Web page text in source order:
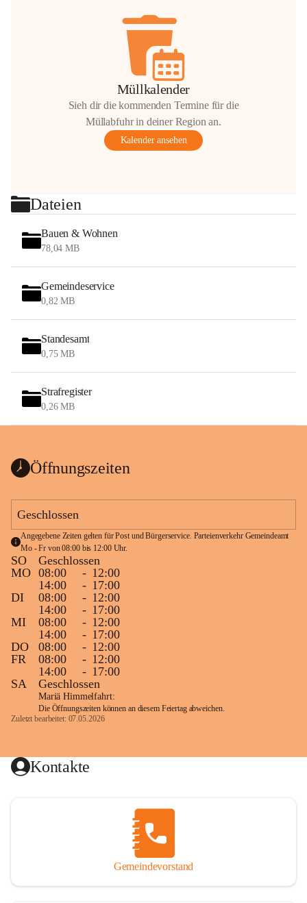
Müllkalender
Sieh dir die kommenden Termine für die
Müllabfuhr in deiner Region an.
Kalender ansehen
Dateien
Bauen & Wohnen
78,04 MB
Gemeindeservice
0,82 MB
Standesamt
0,75 MB
Strafregister
0,26 MB
Öffnungszeiten
Geschlossen
Angegebene Zeiten gelten für Post und Bürgerservice. Parteienverkehr Gemeindeamt
Mo - Fr von 08:00 bis 12:00 Uhr.
SO
Geschlossen
MO 08:00 - 12:00
14:00
- 17:00
DI
08:00 - 12:00
14:00
- 17:00
MI
08:00 - 12:00
14:00
- 17:00
DO
08:00 - 12:00
FR
08:00 - 12:00
14:00
- 17:00
SA
Geschlossen
Mariä Himmelfahrt:
Die Öffnungszeiten können an diesem Feiertag abweichen.
Zuletzt bearbeitet: 07.05.2026
Kontakte
Gemeindevorstand